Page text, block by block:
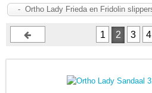
- Ortho Lady Frieda en Fridolin
1 2 3 4